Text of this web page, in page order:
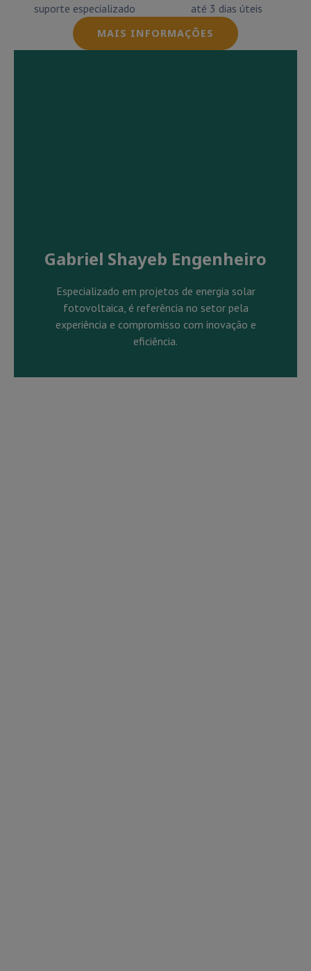
suporte especializado
até 3 dias úteis
MAIS INFORMAÇÕES
Gabriel Shayeb Engenheiro
Especializado em projetos de energia solar
fotovoltaica, é referência no setor pela
experiência e compromisso com inovação e
eficiência.